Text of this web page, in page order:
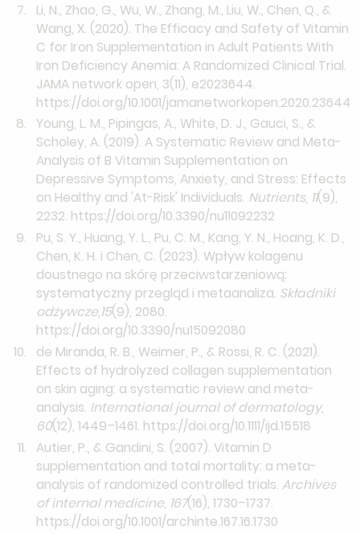
Li, N., Zhao, G., Wu, W., Zhang, M., Liu, W., Chen, Q., &
Wang, X. (2020). The Efficacy and Safety of Vitamin
C for Iron Supplementation in Adult Patients With
Iron Deficiency Anemia: A Randomized Clinical Trial.
JAMA network open, 3(11), e2023644.
https://doi.org/10.1001/jamanetworkopen.2020.23644
Young, L. M., Pipingas, A., White, D. J., Gauci, S., &
Scholey, A. (2019). A Systematic Review and Meta-
Analysis of B Vitamin Supplementation on
Depressive Symptoms, Anxiety, and Stress: Effects
on Healthy and 'At-Risk' Individuals. Nutrients, 11(9),
2232. https://doi.org/10.3390/nu11092232
Pu, S. Y., Huang, Y. L., Pu, C. M., Kang, Y. N., Hoang, K. D.,
Chen, K. H. i Chen, C. (2023). Wpływ kolagenu
doustnego na skórę przeciwstarzeniową:
systematyczny przegląd i metaanaliza. Składniki
odżywcze,15(9), 2080.
https://doi.org/10.3390/nu15092080
de Miranda, R. B., Weimer, P., & Rossi, R. C. (2021).
Effects of hydrolyzed collagen supplementation
on skin aging: a systematic review and meta-
analysis. International journal of dermatology,
60(12), 1449–1461. https://doi.org/10.1111/ijd.15518
Autier, P., & Gandini, S. (2007). Vitamin D
supplementation and total mortality: a meta-
analysis of randomized controlled trials. Archives
of internal medicine, 167(16), 1730–1737.
https://doi.org/10.1001/archinte.167.16.1730